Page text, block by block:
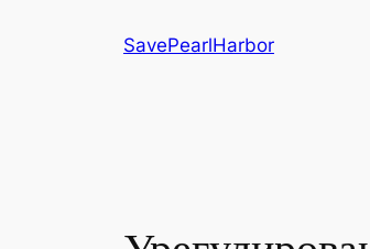
SavePearlHarbor